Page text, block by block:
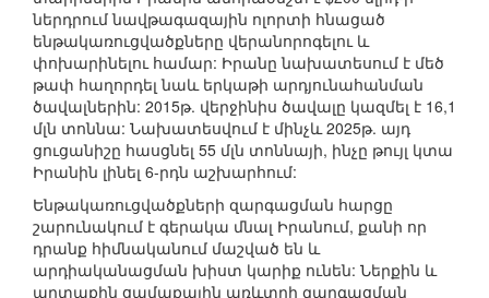
ներդրում նավթագազային ոլորտի հնացած
ենթակառուցվածքները վերանորոգելու և
փոխարինելու համար: Իրանը նախատեսում է մեծ
թափ հաղորդել նաև երկաթի արդյունահանման
ծավալներին: 2015թ. վերջինիս ծավալը կազմել է 16,1
մլն տոննա: Նախատեսվում է մինչև 2025թ. այդ
ցուցանիշը հասցնել 55 մլն տոննայի, ինչը թույլ կտա
Իրանին լինել 6-րդն աշխարհում:
Ենթակառուցվածքների զարգացման հարցը
շարունակում է գերակա մնալ Իրանում, քանի որ
դրանք հիմնականում մաշված են և
արդիականացման խիստ կարիք ունեն: Ներքին և
արտաքին ցամաքային առևտրի զարգացման